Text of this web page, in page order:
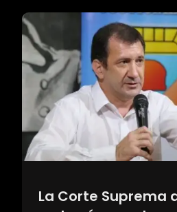
La Corte Suprema